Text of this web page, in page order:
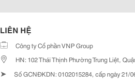
LIÊN HỆ
Công ty Cổ phần VNP Group
HN: 102 Thái Thịnh Phường Trung Liệt,
➤ Số GCNĐKDN: 0102015284, cấp ngày 21/